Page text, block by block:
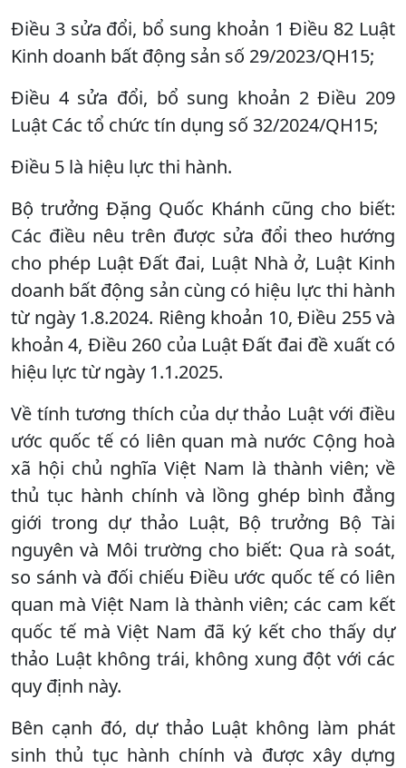
Điều 3 sửa đổi, bổ sung khoản 1 Điều 82 Luật
Kinh doanh bất động sản số 29/2023/QH15;
Điều 4 sửa đổi, bổ sung khoản 2 Điều 209
Luật Các tổ chức tín dụng số 32/2024/QH15;
Điều 5 là hiệu lực thi hành.
Bộ trưởng Đặng Quốc Khánh cũng cho biết:
Các điều nêu trên được sửa đổi theo hướng
cho phép Luật Đất đai, Luật Nhà ở, Luật Kinh
doanh bất động sản cùng có hiệu lực thi hành
từ ngày 1.8.2024. Riêng khoản 10, Điều 255 và
khoản 4, Điều 260 của Luật Đất đai đề xuất có
hiệu lực từ ngày 1.1.2025.
Về tính tương thích của dự thảo Luật với điều
ước quốc tế có liên quan mà nước Cộng hoà
xã hội chủ nghĩa Việt Nam là thành viên; về
thủ tục hành chính và lồng ghép bình đẳng
giới trong dự thảo Luật, Bộ trưởng Bộ Tài
nguyên và Môi trường cho biết: Qua rà soát,
so sánh và đối chiếu Điều ước quốc tế có liên
quan mà Việt Nam là thành viên; các cam kết
quốc tế mà Việt Nam đã ký kết cho thấy dự
thảo Luật không trái, không xung đột với các
quy định này.
Bên cạnh đó, dự thảo Luật không làm phát
sinh thủ tục hành chính và được xây dựng